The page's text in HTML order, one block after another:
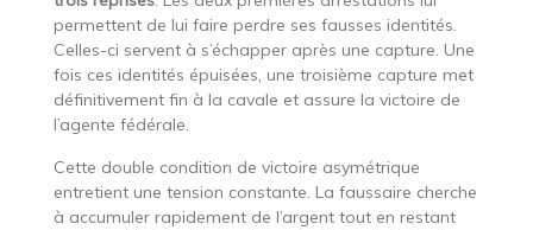
permettent de lui faire perdre ses fausses identités.
Celles-ci servent à s’échapper après une capture. Une
fois ces identités épuisées, une troisième capture met
définitivement fin à la cavale et assure la victoire de
l’agente fédérale.
Cette double condition de victoire asymétrique
entretient une tension constante. La faussaire cherche
à accumuler rapidement de l’argent tout en restant